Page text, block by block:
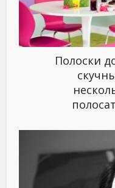
Полоски